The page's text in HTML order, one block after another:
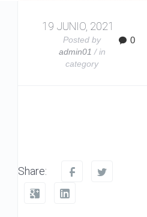
19 JUNIO, 2021
Posted by
admin01 / in
category
0
Share: